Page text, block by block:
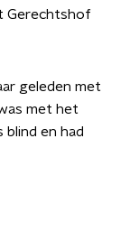
Gerechtshof
geleden met
met het
blind en had